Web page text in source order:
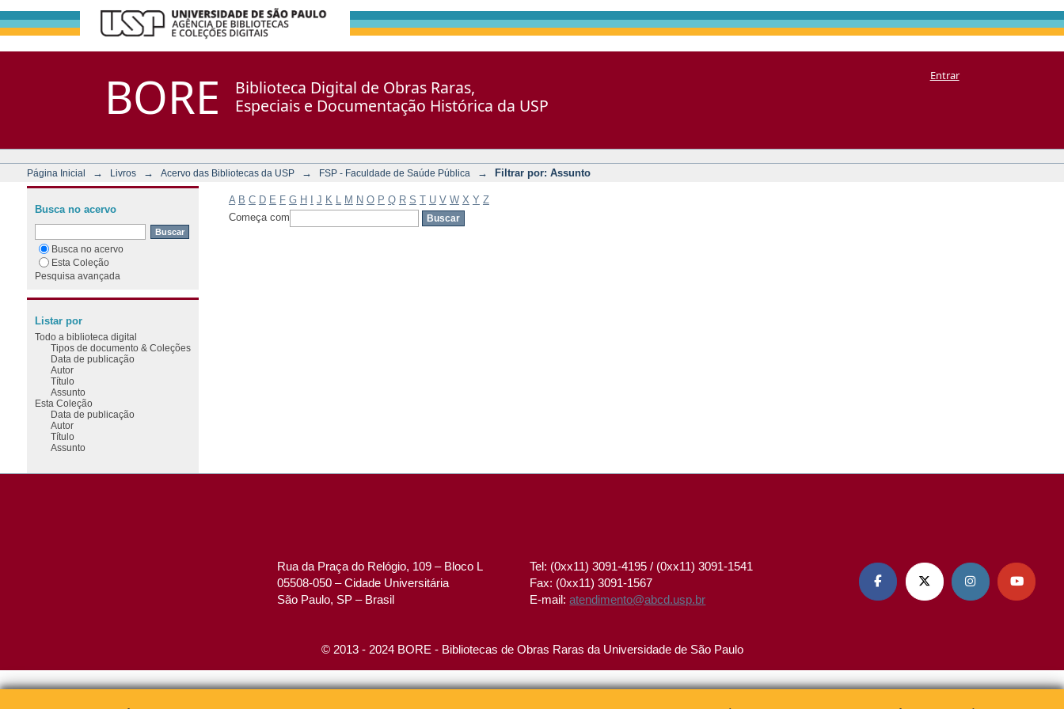
BORE
Biblioteca Digital de Obras Raras,
Especiais e Documentação Histórica da USP
Entrar
Página Inicial → Livros → Acervo das Bibliotecas da USP → FSP - Faculdade de Saúde Pública → Filtrar por: Assunto
A B C D E F G H J K M N O P Q R S T U V W X Y Z
Começa com
Busca no acervo
Busca no acervo
Esta Coleção
Pesquisa avançada
Listar por
Todo a biblioteca digital
Tipos de documento & Coleções
Data de publicação
Autor
Título
Assunto
Esta Coleção
Data de publicação
Autor
Título
Assunto
Rua da Praça do Relógio, 109 – Bloco L
05508-050 – Cidade Universitária
São Paulo, SP – Brasil
Tel: (0xx11) 3091-4195 / (0xx11) 3091-1541
Fax: (0xx11) 3091-1567
E-mail:atendimento@abcd.usp.br
   
© 2013 - 2024 BORE - Bibliotecas de Obras Raras da Universidade de São Paulo